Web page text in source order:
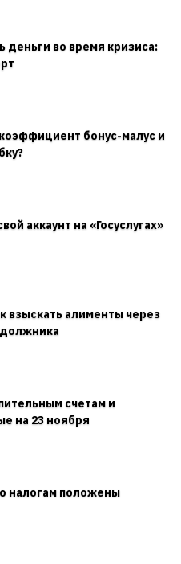
деньги во время кризиса:
бонус-малус и
аккаунт на «Госуслугах»
взыскать алименты через
счетам и
на 23 ноября
налогам положены